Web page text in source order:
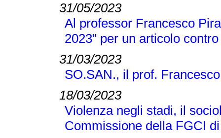
31/05/2023
Al professor Francesco
2023" per un articolo
31/03/2023
SO.SAN., il prof.
18/03/2023
Violenza negli stadi, il
Commissione della FGCI